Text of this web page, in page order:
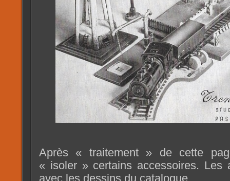
Après « traitement » de cette
« isoler » certains accessoires. Les
avec les dessins du catalogue.